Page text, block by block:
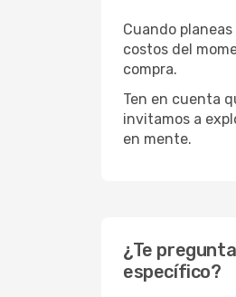
Cuando
costos del
compra.
Ten en cuenta
invitamos a
en mente.
¿Te
específico?